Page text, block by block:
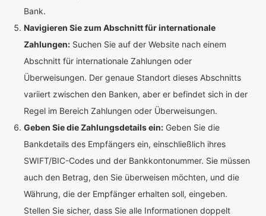
Bank.
Navigieren Sie zum Abschnitt für internationale
Zahlungen: Suchen Sie auf der Website nach einem
Abschnitt für internationale Zahlungen oder
Überweisungen. Der genaue Standort dieses Abschnitts
variiert zwischen den Banken, aber er befindet sich in der
Regel im Bereich Zahlungen oder Überweisungen.
Geben Sie die Zahlungsdetails ein: Geben Sie die
Bankdetails des Empfängers ein, einschließlich ihres
SWIFT/BIC-Codes und der Bankkontonummer. Sie müssen
auch den Betrag, den Sie überweisen möchten, und die
Währung, die der Empfänger erhalten soll, eingeben.
Stellen Sie sicher, dass Sie alle Informationen doppelt